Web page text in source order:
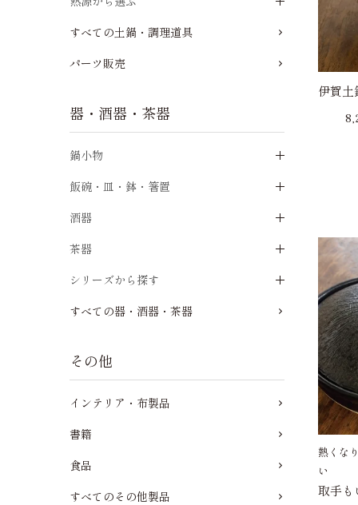
伊賀土
熱くな
い
取手
すべての土鍋・調理道具
パーツ販売
器・酒器・茶器
鍋小物
飯碗・皿・鉢・箸置
酒器
茶器
シリーズから探す
すべての器・酒器・茶器
その他
インテリア・布製品
書籍
食品
すべてのその他製品